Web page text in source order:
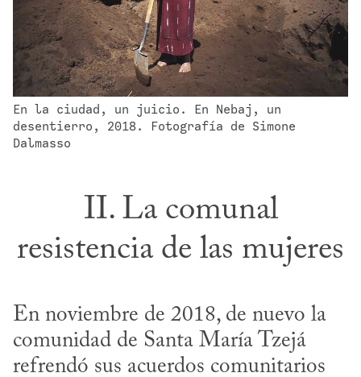
En la ciudad, un juicio. En Nebaj, un
desentierro, 2018. Fotografía de Simone
Dalmasso
II. La comunal
resistencia de las mujeres
En noviembre de 2018, de nuevo la
comunidad de Santa María Tzejá
refrendó sus acuerdos comunitarios